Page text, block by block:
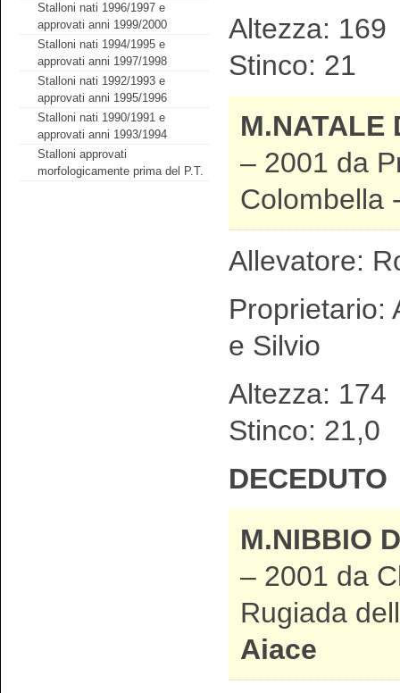
Stalloni nati 1996/1997 e
approvati anni 1999/2000
Stalloni nati 1994/1995 e
approvati anni 1997/1998
Stalloni nati 1992/1993 e
approvati anni 1995/1996
Stalloni nati 1990/1991 e
approvati anni 1993/1994
Stalloni approvati
morfologicamente prima del P.T.
Altezza:
Stinco: 21
M.NATALE
– 2001 da
Colombella
Allevatore:
Proprietario:
e Silvio
Altezza:
Stinco:
DECEDUTO
M.NIBBIO
– 2001 da
Rugiada
Aiace